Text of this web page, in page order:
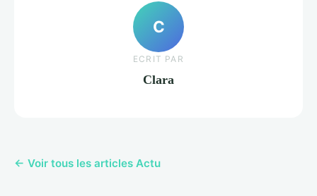
C
ECRIT PAR
Clara
← Voir tous les articles Actu